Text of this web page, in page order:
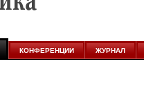
КОНФЕРЕНЦИИ ЖУРНАЛ